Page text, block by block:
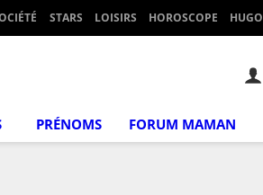
STARS LOISIRS HOROSCOPE HUGO
PRÉNOMS FORUM MAMAN